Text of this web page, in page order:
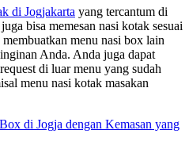
di Jogjakarta yang tercantum di
bisa memesan nasi kotak sesuai
menu nasi box lain
Anda. Anda juga dapat
di luar menu yang sudah
menu nasi kotak masakan